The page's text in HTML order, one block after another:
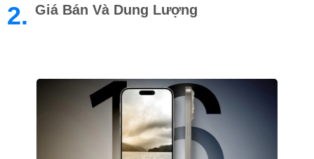
2. Giá Bán Và Dung Lượng